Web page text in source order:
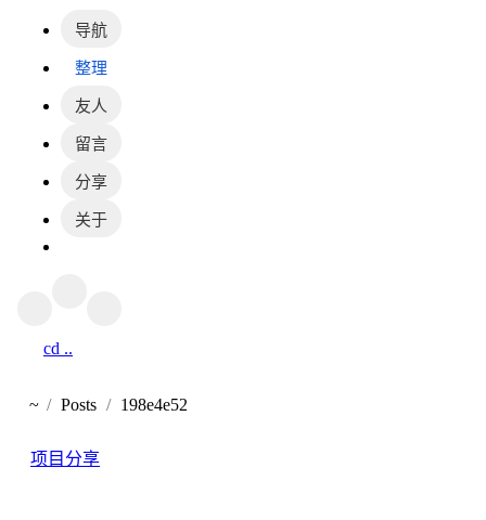
导航
整理
友人
留言
分享
关于
cd ..
返回
~首页Posts 198e4e52
项目分享